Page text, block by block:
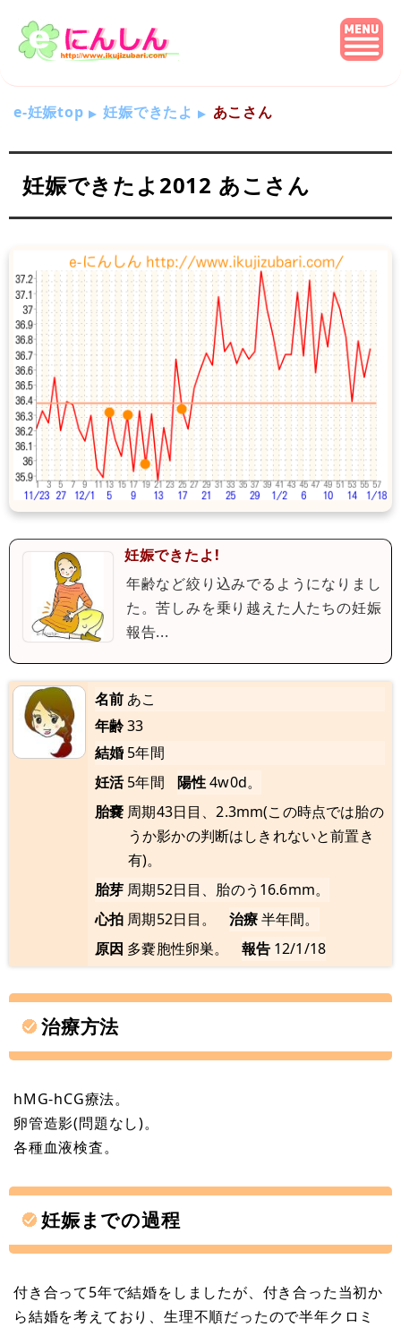
e-妊娠top 妊娠できたよ あこさん
妊娠できたよ2012 あこさん
妊娠できたよ!
年齢など絞り込みでるようになりまし
た。苦しみを乗り越えた人たちの妊娠
報告...
名前 あこ
年齢33
結婚 5年間
妊活 5年間 陽性4w0d。
胎嚢 周期43日目、2.3mm(この時点では胎の
うか影かの判断はしきれないと前置き
有)。
胎芽 周期52日目、胎のう16.6mm。
心拍 周期52日目。 治療半年間。
原因 多嚢胞性卵巣。 報告 12/1/18
治療方法
hMG-hCG療法。
卵管造影(問題なし)。
各種血液検査。
妊娠までの過程
付き合って5年で結婚をしましたが、付き合った当初か
ら結婚を考えており、生理不順だったので半年クロミ